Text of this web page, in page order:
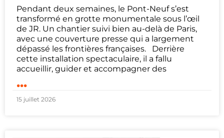
Pendant deux semaines, le Pont-Neuf s’est
transformé en grotte monumentale sous l’œil
de JR. Un chantier suivi bien au-delà de Paris,
avec une couverture presse qui a largement
dépassé les frontières françaises. Derrière
cette installation spectaculaire, il a fallu
accueillir, guider et accompagner des
...
15 juillet 2026